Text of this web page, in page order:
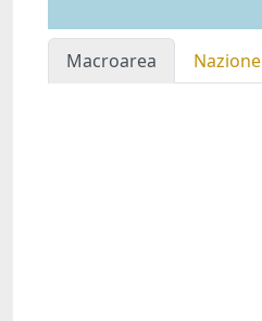
Macroarea Nazione